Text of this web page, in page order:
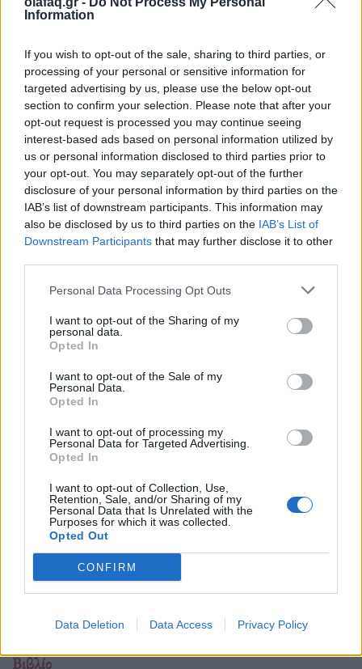
Information
If you wish to opt-out of the sale, sharing to third parties, or
processing of your personal or sensitive information for
targeted advertising by us, please use the below opt-out
section to confirm your selection. Please note that after your
opt-out request is processed you may continue seeing
interest-based ads based on personal information utilized by
us or personal information disclosed to third parties prior to
your opt-out. You may separately opt-out of the further
disclosure of your personal information by third parties on the
IAB’s list of downstream participants. This information may
also be disclosed by us to third parties on the IAB’s List of
Downstream Participants that may further disclose it to other
Personal Data Processing Opt Outs
I want to opt-out of the Sharing of my
personal data.
Opted In
I want to opt-out of the Sale of my
Personal Data.
Opted In
I want to opt-out of processing my
Personal Data for Targeted Advertising.
Opted In
I want to opt-out of Collection, Use,
Retention, Sale, and/or Sharing of my
Personal Data that Is Unrelated with the
Purposes for which it was collected.
Opted Out
CONFIRM
Data Deletion Data Access Privacy Policy
Δείτε επίσης
Βιβλίο
Marjane Satrapi: «Δεν θεωρώ τον εαυτό μου
επαναστάτρια. Λέω απλώς αυτό που
σκέφτομαι»
Η Ιρανή συγγραφέας του διάσημου κόμικς “Persepolis”
Βιβλίο